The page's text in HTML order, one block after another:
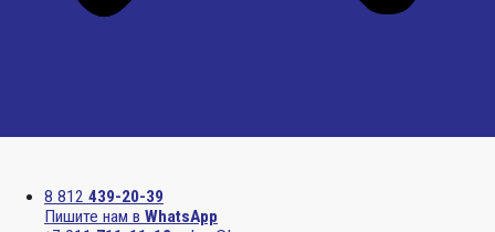
8 812 439-20-39
Пишите нам в WhatsApp